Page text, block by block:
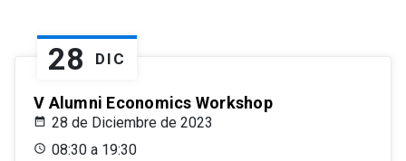
28 DIC
V Alumni Economics Workshop
28 de Diciembre de 2023
08:30 a 19:30